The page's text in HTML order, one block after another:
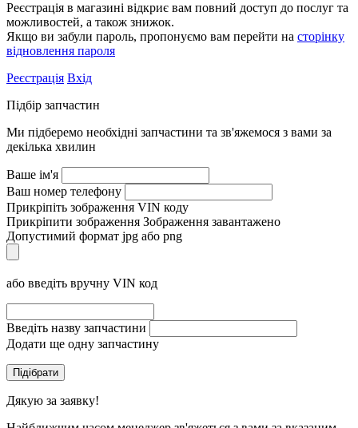
Реєстрація в магазині відкриє вам повний доступ до послуг та
можливостей, а також знижок.
Якщо ви забули пароль, пропонуємо вам перейти на сторінку
відновлення пароля
Реєстрація Вхід
Підбір запчастин
Ми підберемо необхідні запчастини та зв'яжемося з вами за
декілька хвилин
Ваше ім'я
Ваш номер телефону
Прикріпіть зображення VIN коду
Прикріпити зображення Зображення завантажено
Допустимий формат jpg або png
або введіть вручну VIN код
Введіть назву запчастини
Додати ще одну запчастину
Дякую за заявку!